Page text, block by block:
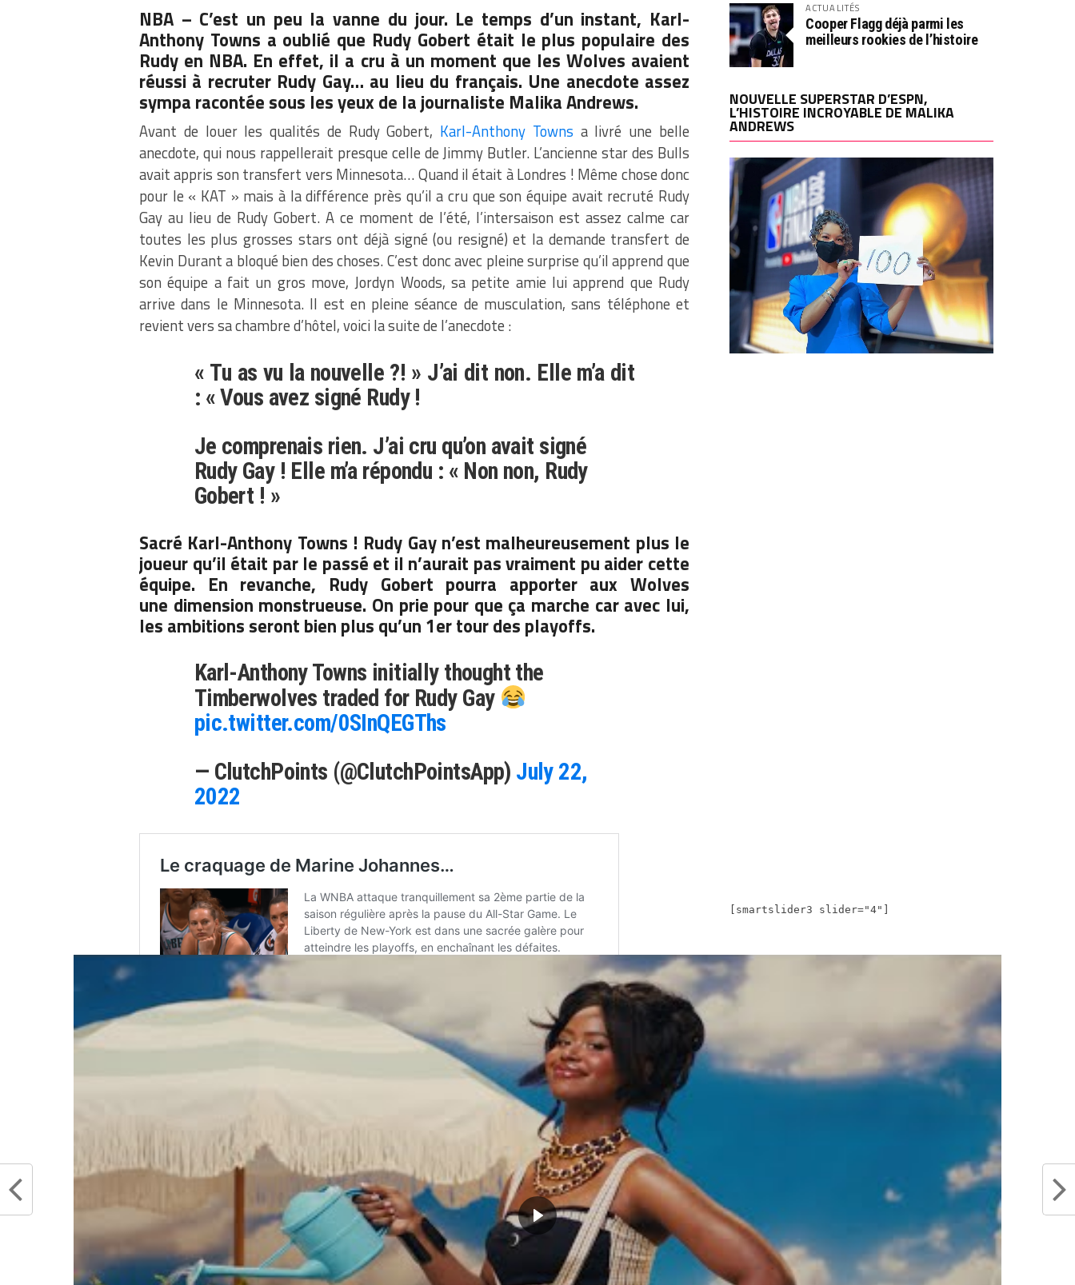
NBA – C’est un peu la vanne du jour. Le temps d’un instant, Karl-
Anthony Towns a oublié que Rudy Gobert était le plus populaire des
Rudy en NBA. En effet, il a cru à un moment que les Wolves avaient
réussi à recruter Rudy Gay… au lieu du français. Une anecdote assez
sympa racontée sous les yeux de la journaliste Malika Andrews.
Avant de louer les qualités de Rudy Gobert, Karl-Anthony Towns a livré une belle
anecdote, qui nous rappellerait presque celle de Jimmy Butler. L’ancienne star des Bulls
avait appris son transfert vers Minnesota… Quand il était à Londres ! Même chose donc
pour le « KAT » mais à la différence près qu’il a cru que son équipe avait recruté Rudy
Gay au lieu de Rudy Gobert. A ce moment de l’été, l’intersaison est assez calme car
toutes les plus grosses stars ont déjà signé (ou resigné) et la demande transfert de
Kevin Durant a bloqué bien des choses. C’est donc avec pleine surprise qu’il apprend que
son équipe a fait un gros move, Jordyn Woods, sa petite amie lui apprend que Rudy
arrive dans le Minnesota. Il est en pleine séance de musculation, sans téléphone et
revient vers sa chambre d’hôtel, voici la suite de l’anecdote :
« Tu as vu la nouvelle ?! » J’ai dit non. Elle m’a dit
: « Vous avez signé Rudy !
Je comprenais rien. J’ai cru qu’on avait signé
Rudy Gay ! Elle m’a répondu : « Non non, Rudy
Gobert ! »
Sacré Karl-Anthony Towns ! Rudy Gay n’est malheureusement plus le
joueur qu’il était par le passé et il n’aurait pas vraiment pu aider cette
équipe. En revanche, Rudy Gobert pourra apporter aux Wolves
une dimension monstrueuse. On prie pour que ça marche car avec lui,
les ambitions seront bien plus qu’un 1er tour des playoffs.
Karl-Anthony Towns initially thought the
Timberwolves traded for Rudy Gay
pic.twitter.com/0SInQEGThs
— ClutchPoints (@ClutchPointsApp) July 22,
2022
Partager :
ACTUALITÉS
Cooper Flagg déjà parmi les
meilleurs rookies de l’histoire
NOUVELLE SUPERSTAR D’ESPN,
L’HISTOIRE INCROYABLE DE MALIKA
ANDREWS
[smartslider3 slider="4"]